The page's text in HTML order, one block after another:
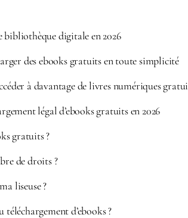
digitale en 2026
des ebooks gratuits en toute simplicité
à davantage de livres numériques
légal d’ebooks gratuits en 2026
gratuits ?
de droits ?
liseuse ?
d’ebooks ?